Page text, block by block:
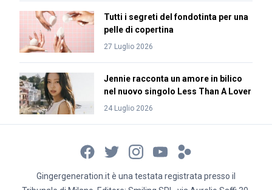
Tutti i segreti del fondotinta per una
pelle di copertina
27 Luglio 2026
Jennie racconta un amore in bilico
nel nuovo singolo Less Than A Lover
24 Luglio 2026
Gingergeneration.it è una testata registrata presso il